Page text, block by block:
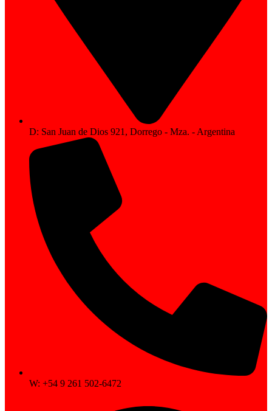
D: San Juan de Dios 921, Dorrego - Mza. - Argentina
W: +54 9 261 502-6472